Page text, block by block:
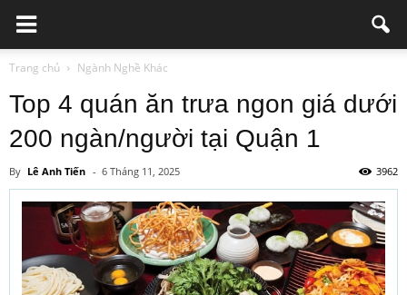
Trang chủ Ngành Nghề Khác
Top 4 quán ăn trưa ngon giá dưới
200 ngàn/người tại Quận 1
By Lê Anh Tiến - 6 Tháng 11, 2025 3962